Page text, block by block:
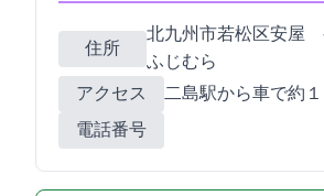
住所
北九州市若松区安屋
ふじむら
アクセス
二島駅から車で約
電話番号